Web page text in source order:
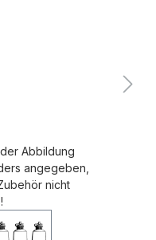
Abbildung
angegeben,
nicht